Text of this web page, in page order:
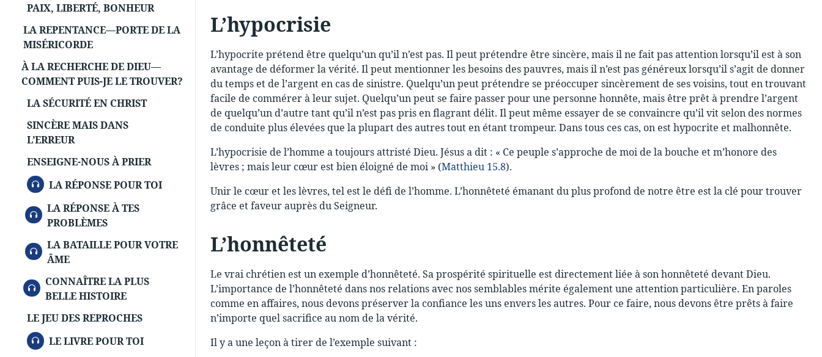
PAIX, LIBERTÉ, BONHEUR
LA REPENTANCE—PORTE DE LA
MISÉRICORDE
À LA RECHERCHE DE DIEU—
COMMENT PUIS-JE LE TROUVER?
LA SÉCURITÉ EN CHRIST
SINCÈRE MAIS DANS
L’ERREUR
ENSEIGNE-NOUS À PRIER
AUDIOLA RÉPONSE POUR TOI
AUDIO
LA RÉPONSE À TES
PROBLÈMES
AUDIO
LA BATAILLE POUR VOTRE
ÂME
AUDIO
CONNAÎTRE LA PLUS
BELLE HISTOIRE
LE JEU DES REPROCHES
AUDIOLE LIVRE POUR TOI
L’hypocrisie
L’hypocrite prétend être quelqu’un qu’il n’est pas. Il peut prétendre être sincère, mais il ne fait pas attention lorsqu’il est à son
avantage de déformer la vérité. Il peut mentionner les besoins des pauvres, mais il n’est pas généreux lorsqu’il s’agit de donner
du temps et de l’argent en cas de sinistre. Quelqu’un peut prétendre se préoccuper sincèrement de ses voisins, tout en trouvant
facile de commérer à leur sujet. Quelqu’un peut se faire passer pour une personne honnête, mais être prêt à prendre l’argent
de quelqu’un d’autre tant qu’il n’est pas pris en flagrant délit. Il peut même essayer de se convaincre qu’il vit selon des normes
de conduite plus élevées que la plupart des autres tout en étant trompeur. Dans tous ces cas, on est hypocrite et malhonnête.
L’hypocrisie de l’homme a toujours attristé Dieu. Jésus a dit : « Ce peuple s’approche de moi de la bouche et m’honore des
lèvres ; mais leur cœur est bien éloigné de moi » (Matthieu 15.8).
Unir le cœur et les lèvres, tel est le défi de l’homme. L’honnêteté émanant du plus profond de notre être est la clé pour trouver
grâce et faveur auprès du Seigneur.
L’honnêteté
Le vrai chrétien est un exemple d’honnêteté. Sa prospérité spirituelle est directement liée à son honnêteté devant Dieu.
L’importance de l’honnêteté dans nos relations avec nos semblables mérite également une attention particulière. En paroles
comme en affaires, nous devons préserver la conﬁance les uns envers les autres. Pour ce faire, nous devons être prêts à faire
n’importe quel sacriﬁce au nom de la vérité.
Il y a une leçon à tirer de l’exemple suivant :